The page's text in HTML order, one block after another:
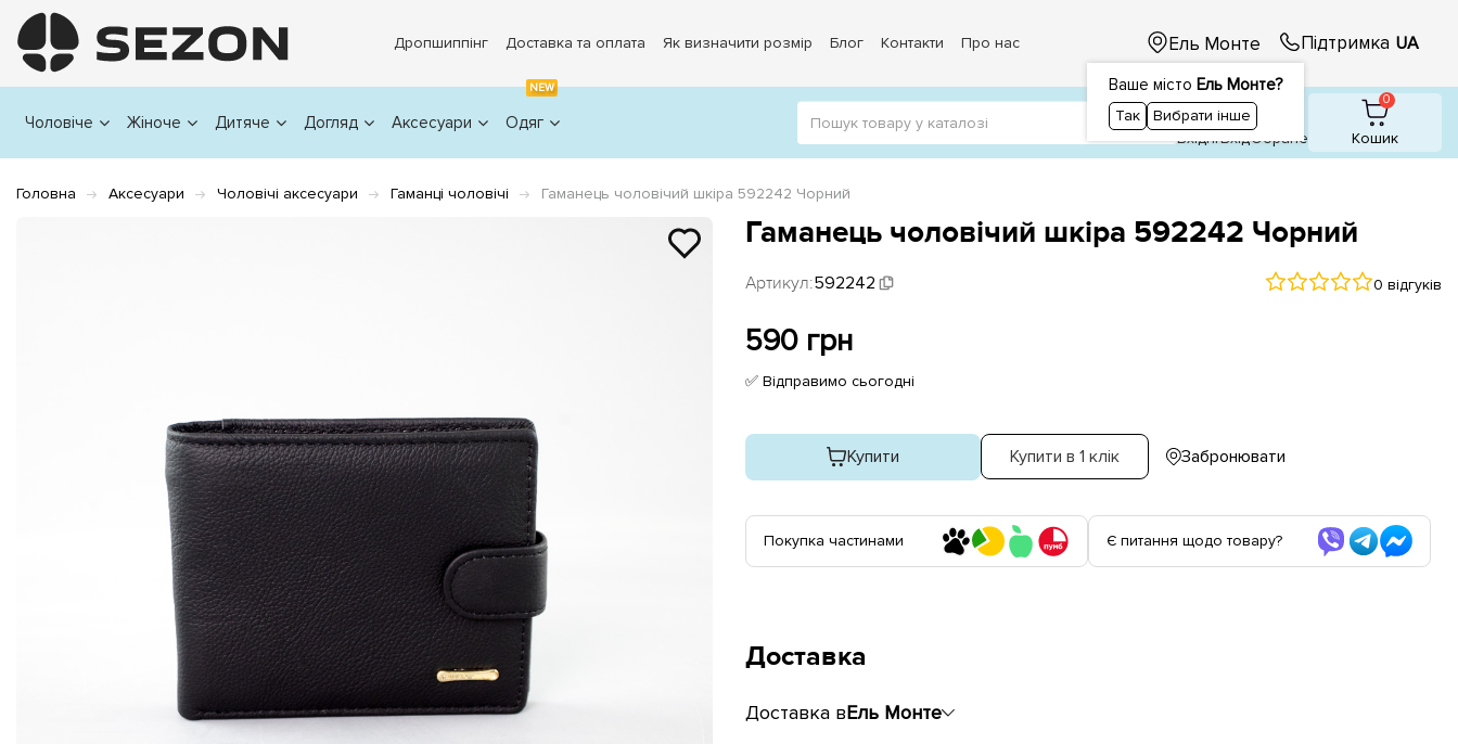
Дропшиппінг Доставка та оплата Як визначити розмір Блог Контакти Про нас Ель Монте
Ваше місто Ель Монте?
Так Вибрати інше
Підтримка UA
Чоловіче Жіноче Дитяче Догляд Аксесуари
NEW
Одяг
1
ВхідніВхiдОбране
0
Кошик
Головна Аксесуари Чоловічі аксесуари Гаманці чоловічі Гаманець чоловічий шкіра 592242 Чорний
Гаманець чоловічий шкіра 592242 Чорний
Артикул:592242 0 відгуків
590 грн
✅ Відправимо сьогодні
Купити Купити в 1 клік Забронювати
Покупка частинами Є питання щодо товару?
Доставка
Доставка вЕль Монте